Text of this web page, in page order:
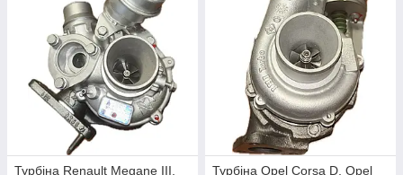
Турбіна Renault Megane III,
Турбіна Opel Corsa D, Opel